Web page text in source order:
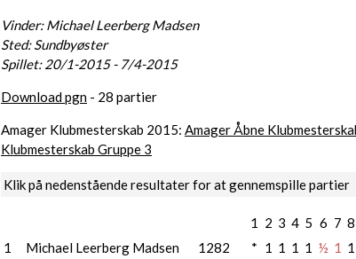
Vinder: Michael Leerberg Madsen
Sted: Sundbyøster
Spillet: 20/1-2015 - 7/4-2015
Download pgn - 28 partier
Amager Klubmesterskab 2015: Amager Åbne
Klubmesterskab Gruppe 3
Klik på nedenstående resultater for at gennemspille partier
1 2 3 4 5 6 7 8
1
Michael Leerberg Madsen 1282 * 1 1 1 1 ½ 1 1